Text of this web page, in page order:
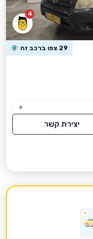
4
29 צפו ברכב זה
יצירת קשר